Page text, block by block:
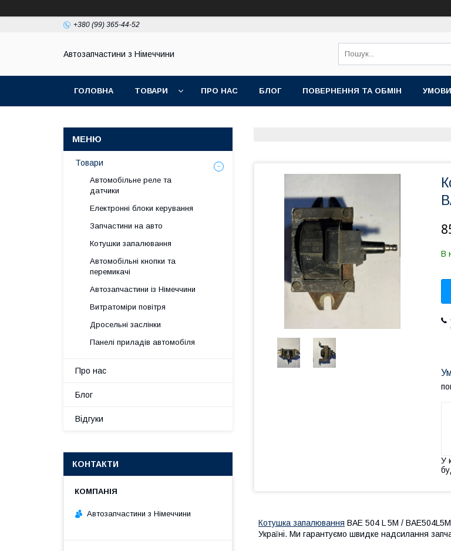
+380 (99) 365-44-52
Автозапчастини з Німеччини
ГОЛОВНА ТОВАРИ ПРО НАС БЛОГ ПОВЕРНЕННЯ ТА ОБМІН
В
У
Котушка запалювання BAE 504 L 5M /
Україні. Ми гарантуємо швидке надсилання
Товари
Автомобільне реле та
датчики
Електронні блоки керування
Запчастини на авто
Котушки запалювання
Автомобільні кнопки та
перемикачі
Автозапчастини із Німеччини
Витратоміри повітря
Дросельні заслінки
Панелі приладів автомобіля
Про нас
Блог
Відгуки
КОНТАКТИ
Автозапчастини з Німеччини